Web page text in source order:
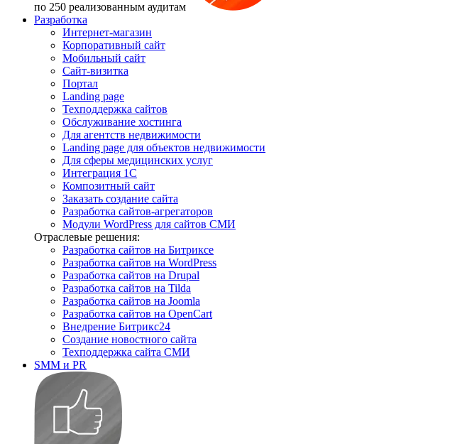
по 250 реализованным аудитам
Разработка
Интернет-магазин
Корпоративный сайт
Мобильный сайт
Сайт-визитка
Портал
Landing page
Техподдержка сайтов
Обслуживание хостинга
Для агентств недвижимости
Landing page для объектов недвижимости
Для сферы медицинских услуг
Интеграция 1С
Композитный сайт
Заказать создание сайта
Разработка сайтов-агрегаторов
Модули WordPress для сайтов СМИ
Отраслевые решения:
Разработка сайтов на Битриксе
Разработка сайтов на WordPress
Разработка сайтов на Drupal
Разработка сайтов на Tilda
Разработка сайтов на Joomla
Разработка сайтов на OpenCart
Внедрение Битрикс24
Создание новостного сайта
Техподдержка сайта СМИ
SMM и PR